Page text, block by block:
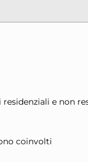
e non
coinvolti